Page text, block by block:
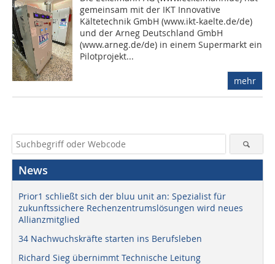
gemeinsam mit der IKT Innovative
Kältetechnik GmbH (www.ikt-kaelte.de/de)
und der Arneg Deutschland GmbH
(www.arneg.de/de) in einem Supermarkt ein
Pilotprojekt...
mehr
News
Prior1 schließt sich der bluu unit an: Spezialist für
zukunftssichere Rechenzentrumslösungen wird neues
Allianzmitglied
34 Nachwuchskräfte starten ins Berufsleben
Richard Sieg übernimmt Technische Leitung